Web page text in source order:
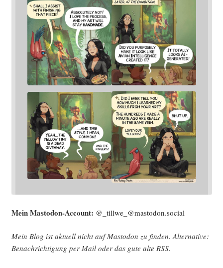
Mein Mast­o­don-Account: @_tillwe_@mastodon.social
Mein Blog ist aktu­ell nicht auf Mast­o­don zu fin­den. Alter­na­ti­ve:
Benach­rich­ti­gung per Mail oder das gute alte RSS.